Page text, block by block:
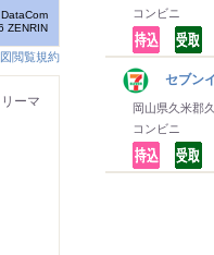
コンビニ
セブン
岡山県久米郡
コンビニ
ZENRIN
閲覧規約
ーマ